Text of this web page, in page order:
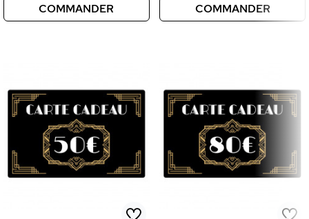
COMMANDER COMMANDER